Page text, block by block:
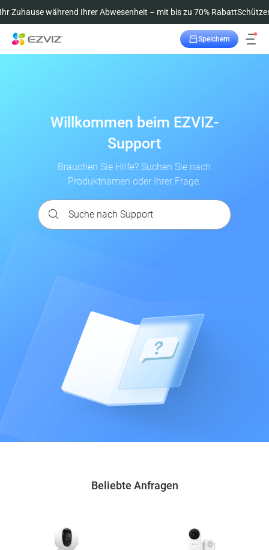
während Ihrer Abwesenheit – mit bis zu 70% RabattSchützen
Speichern
Willkommen beim EZVIZ-
Support
Brauchen Sie Hilfe? Suchen Sie nach
Produktnamen oder Ihrer Frage.
Beliebte Anfragen